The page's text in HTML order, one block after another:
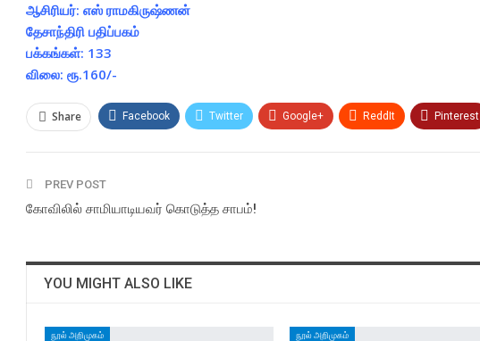
ஆசிரியர்: எஸ் ராமகிருஷ்ணன்
தேசாந்திரி பதிப்பகம்
பக்கங்கள்: 133
விலை: ரூ.160/-
Share Facebook Twitter Google+ ReddIt Pinterest
PREV POST
கோவிலில் சாமியாடியவர் கொடுத்த சாபம்!
YOU MIGHT ALSO LIKE
நூல் அறிமுகம் நூல் அறிமுகம்